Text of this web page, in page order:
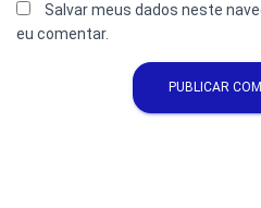
Salvar meus dados neste
eu comentar.